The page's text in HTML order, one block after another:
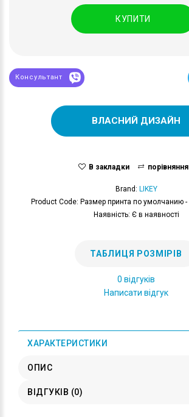
КУПИТИ
Консультант
ВЛАСНИЙ ДИЗАЙН
В закладки порівняння
Brand: LIKEY
Product Code: Размер принта по умолчанию
Наявність: Є в наявності
ТАБЛИЦЯ РОЗМІРІВ
0 відгуків
Написати відгук
ХАРАКТЕРИСТИКИ
ОПИС
ВІДГУКІВ (0)